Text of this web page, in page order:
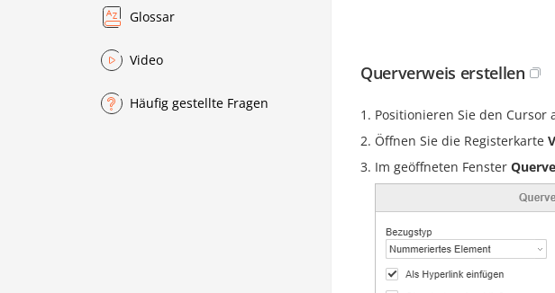
Glossar
Video
Häufig gestellte Fragen
Querverweis erstellen
Positionieren Sie den
Öffnen Sie die Registerkarte
Im geöffneten Fenster